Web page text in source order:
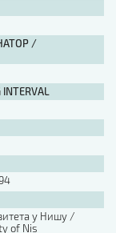
/
у Нишу /
of Nis